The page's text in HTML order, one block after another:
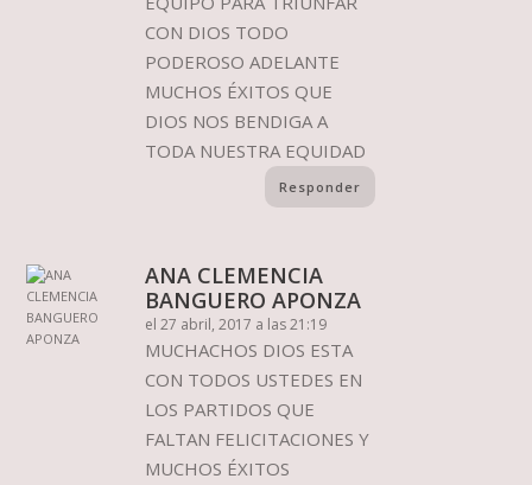
CON DIOS TODO
PODEROSO ADELANTE
MUCHOS ÉXITOS QUE
DIOS NOS BENDIGA A
TODA NUESTRA EQUIDAD
Responder
ANA CLEMENCIA
BANGUERO APONZA
el 27 abril, 2017 a las 21:19
MUCHACHOS DIOS ESTA
CON TODOS USTEDES EN
LOS PARTIDOS QUE
FALTAN FELICITACIONES Y
MUCHOS ÉXITOS